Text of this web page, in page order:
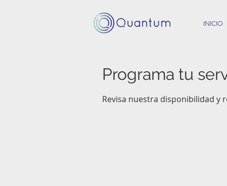
INICIO
Programa tu
Revisa nuestra disponibilidad y